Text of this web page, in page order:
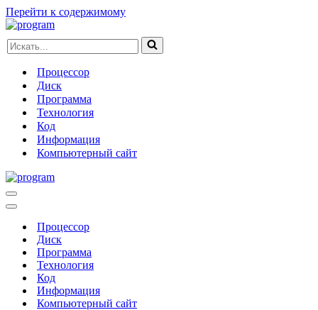
Перейти к содержимому
Искать...
Процессор
Диск
Программа
Технология
Код
Информация
Компьютерный сайт
Меню
навигации
Меню
навигацииПроцессор
Диск
Программа
Технология
Код
Информация
Компьютерный сайт